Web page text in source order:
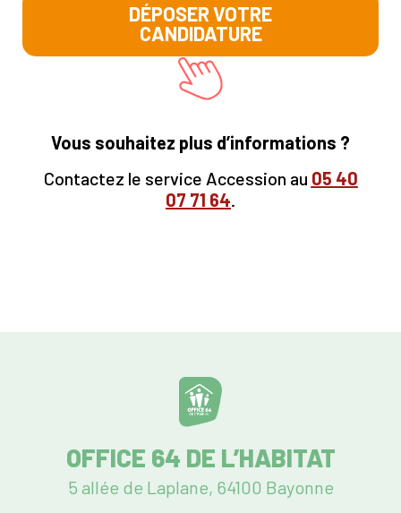
DÉPOSER VOTRE
CANDIDATURE
Vous souhaitez plus d’informations ?
Contactez le service Accession au 05 40
07 71 64.
OFFICE 64 DE L’HABITAT
5 allée de Laplane, 64100 Bayonne